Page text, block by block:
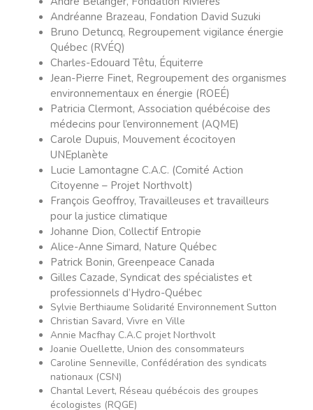
Andréanne Brazeau, Fondation David Suzuki
Bruno Detuncq, Regroupement vigilance énergie
Québec (RVÉQ)
Charles-Edouard Têtu, Équiterre
Jean-Pierre Finet, Regroupement des organismes
environnementaux en énergie (ROEÉ)
Patricia Clermont, Association québécoise des
médecins pour l’environnement (AQME)
Carole Dupuis, Mouvement écocitoyen
UNEplanète
Lucie Lamontagne C.A.C. (Comité Action
Citoyenne – Projet Northvolt)
François Geoffroy, Travailleuses et travailleurs
pour la justice climatique
Johanne Dion, Collectif Entropie
Alice-Anne Simard, Nature Québec
Patrick Bonin, Greenpeace Canada
Gilles Cazade, Syndicat des spécialistes et
professionnels d’Hydro-Québec
Sylvie Berthiaume Solidarité Environnement Sutton
Christian Savard, Vivre en Ville
Annie Macfhay C.A.C projet Northvolt
Joanie Ouellette, Union des consommateurs
Caroline Senneville, Confédération des syndicats
nationaux (CSN)
Chantal Levert, Réseau québécois des groupes
écologistes (RQGE)